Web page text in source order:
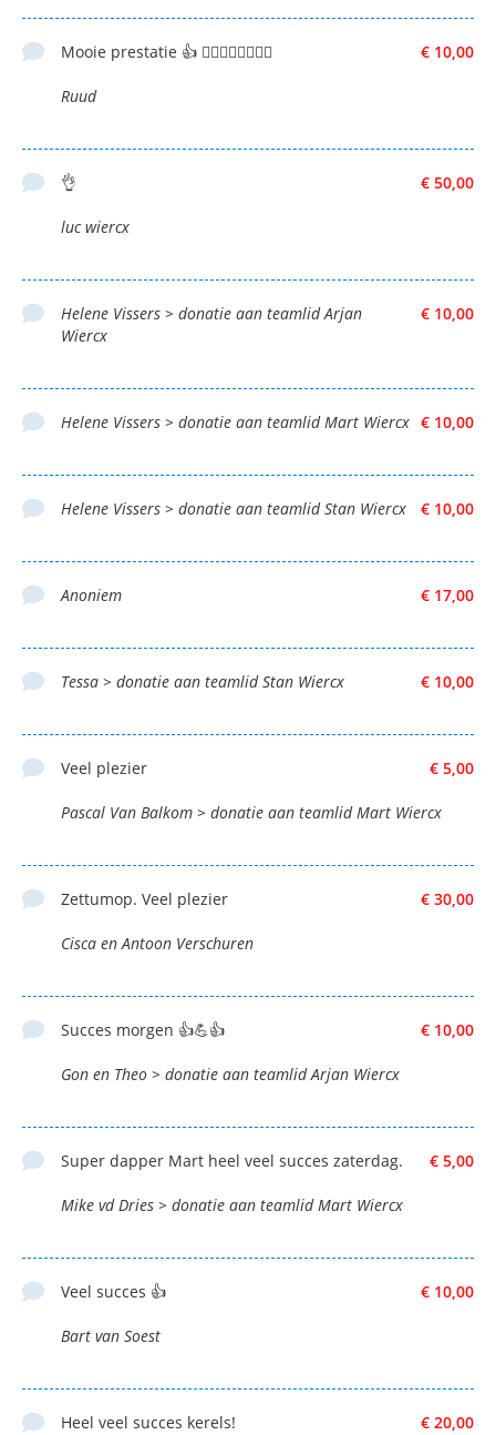
€ 10,00
Mooie prestatie 👍 🚴‍♂️🚴‍♂️🚴‍♂️🚴‍♂️
Ruud
€ 50,00
👌
luc wiercx
€ 10,00
Helene Vissers > donatie aan teamlid Arjan
Wiercx
€ 10,00
Helene Vissers > donatie aan teamlid Mart Wiercx
€ 10,00
Helene Vissers > donatie aan teamlid Stan Wiercx
€ 17,00
Anoniem
€ 10,00
Tessa > donatie aan teamlid Stan Wiercx
€ 5,00
Veel plezier
Pascal Van Balkom > donatie aan teamlid Mart Wiercx
€ 30,00
Zettumop. Veel plezier
Cisca en Antoon Verschuren
€ 10,00
Succes morgen 👍💪👍
Gon en Theo > donatie aan teamlid Arjan Wiercx
€ 5,00
Super dapper Mart heel veel succes zaterdag.
Mike vd Dries > donatie aan teamlid Mart Wiercx
€ 10,00
Veel succes 👍
Bart van Soest
€ 20,00
Heel veel succes kerels!